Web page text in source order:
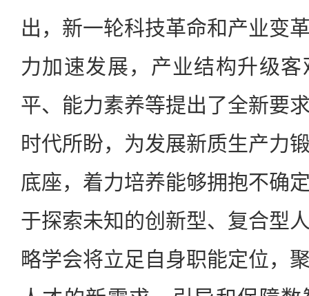
出，新一轮科技革命和产业变
力加速发展，产业结构升级
平、能力素养等提出了全新要
时代所盼，为发展新质生产力
底座，着力培养能够拥抱不确
于探索未知的创新型、复合型
略学会将立足自身职能定位，